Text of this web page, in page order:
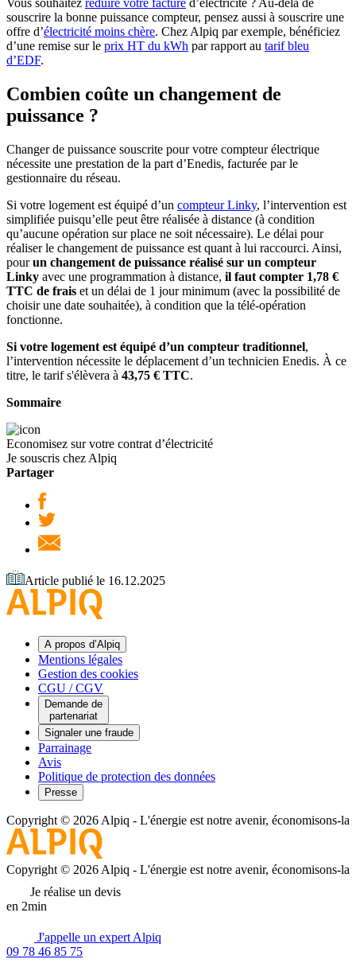
souscrire la bonne puissance compteur, pensez aussi à souscrire une
offre d’électricité moins chère. Chez Alpiq par exemple, bénéficiez
d’une remise sur le prix HT du kWh par rapport au tarif bleu
d’EDF.
Combien coûte un changement de
puissance ?
Changer de puissance souscrite pour votre compteur électrique
nécessite une prestation de la part d’Enedis, facturée par le
gestionnaire du réseau.
Si votre logement est équipé d’un compteur Linky, l’intervention est
simplifiée puisqu’elle peut être réalisée à distance (à condition
qu’aucune opération sur place ne soit nécessaire). Le délai pour
réaliser le changement de puissance est quant à lui raccourci. Ainsi,
pourun changement de puissance réalisé sur un compteur
Linky avec une programmation à distance, il faut compter 1,78 €
TTC de frais et un délai de 1 jour minimum (avec la possibilité de
choisir une date souhaitée), à condition que la télé-opération
fonctionne.
Si votre logement est équipé d’un compteur traditionnel,
l’intervention nécessite le déplacement d’un technicien Enedis. À ce
titre, le tarif s'élèvera à 43,75 € TTC.
Sommaire
Economisez sur votre contrat d’électricité
Je souscris chez Alpiq
Partager
Article publié le 16.12.2025
A propos d’Alpiq
Mentions légales
Gestion des cookies
CGU / CGV
Demande de
partenariat
Signaler une fraude
Parrainage
Avis
Politique de protection des données
Presse
Copyright © 2026 Alpiq - L'énergie est notre avenir, économisons-la
Copyright © 2026 Alpiq - L'énergie est notre avenir, économisons-la
Je réalise un devis
en 2min
J'appelle un expert Alpiq
09 78 46 85 75